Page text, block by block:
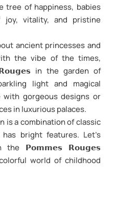
tree of happiness, babies
vitality, and pristine
ancient princesses and
the vibe of the times,
in the garden of
light and magical
with gorgeous designs or
in luxurious palaces.
is a combination of classic
bright features. Let’s
the 𝗣𝗼𝗺𝗺𝗲𝘀 𝗥𝗼𝘂𝗴𝗲𝘀
world of childhood